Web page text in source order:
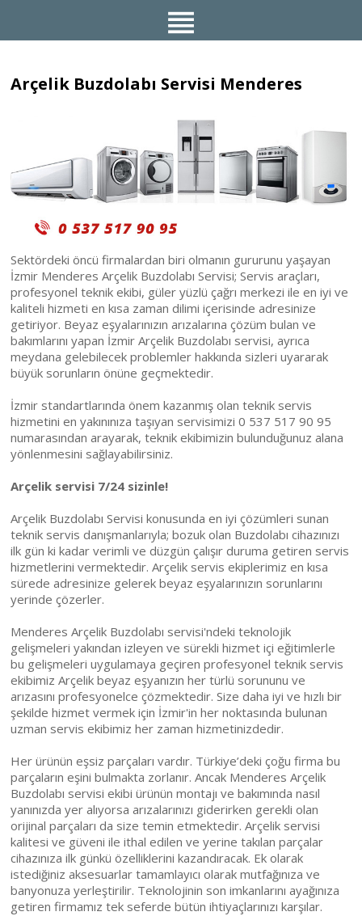
Arçelik Buzdolabı Servisi Menderes
Sektördeki öncü firmalardan biri olmanın gururunu yaşayan
İzmir Menderes Arçelik Buzdolabı Servisi; Servis araçları,
profesyonel teknik ekibi, güler yüzlü çağrı merkezi ile en iyi ve
kaliteli hizmeti en kısa zaman dilimi içerisinde adresinize
getiriyor. Beyaz eşyalarınızın arızalarına çözüm bulan ve
bakımlarını yapan İzmir Arçelik Buzdolabı servisi, ayrıca
meydana gelebilecek problemler hakkında sizleri uyararak
büyük sorunların önüne geçmektedir.
İzmir standartlarında önem kazanmış olan teknik servis
hizmetini en yakınınıza taşıyan servisimizi 0 537 517 90 95
numarasından arayarak, teknik ekibimizin bulunduğunuz alana
yönlenmesini sağlayabilirsiniz.
Arçelik servisi 7/24 sizinle!
Arçelik Buzdolabı Servisi konusunda en iyi çözümleri sunan
teknik servis danışmanlarıyla; bozuk olan Buzdolabı cihazınızı
ilk gün ki kadar verimli ve düzgün çalışır duruma getiren servis
hizmetlerini vermektedir. Arçelik servis ekiplerimiz en kısa
sürede adresinize gelerek beyaz eşyalarınızın sorunlarını
yerinde çözerler.
Menderes Arçelik Buzdolabı servisi'ndeki teknolojik
gelişmeleri yakından izleyen ve sürekli hizmet içi eğitimlerle
bu gelişmeleri uygulamaya geçiren profesyonel teknik servis
ekibimiz Arçelik beyaz eşyanızın her türlü sorununu ve
arızasını profesyonelce çözmektedir. Size daha iyi ve hızlı bir
şekilde hizmet vermek için İzmir'in her noktasında bulunan
uzman servis ekibimiz her zaman hizmetinizdedir.
Her ürünün eşsiz parçaları vardır. Türkiye’deki çoğu firma bu
parçaların eşini bulmakta zorlanır. Ancak Menderes Arçelik
Buzdolabı servisi ekibi ürünün montajı ve bakımında nasıl
yanınızda yer alıyorsa arızalarınızı giderirken gerekli olan
orijinal parçaları da size temin etmektedir. Arçelik servisi
kalitesi ve güveni ile ithal edilen ve yerine takılan parçalar
cihazınıza ilk günkü özelliklerini kazandıracak. Ek olarak
istediğiniz aksesuarlar tamamlayıcı olarak mutfağınıza ve
banyonuza yerleştirilir. Teknolojinin son imkanlarını ayağınıza
getiren firmamız tek seferde bütün ihtiyaçlarınızı karşılar.